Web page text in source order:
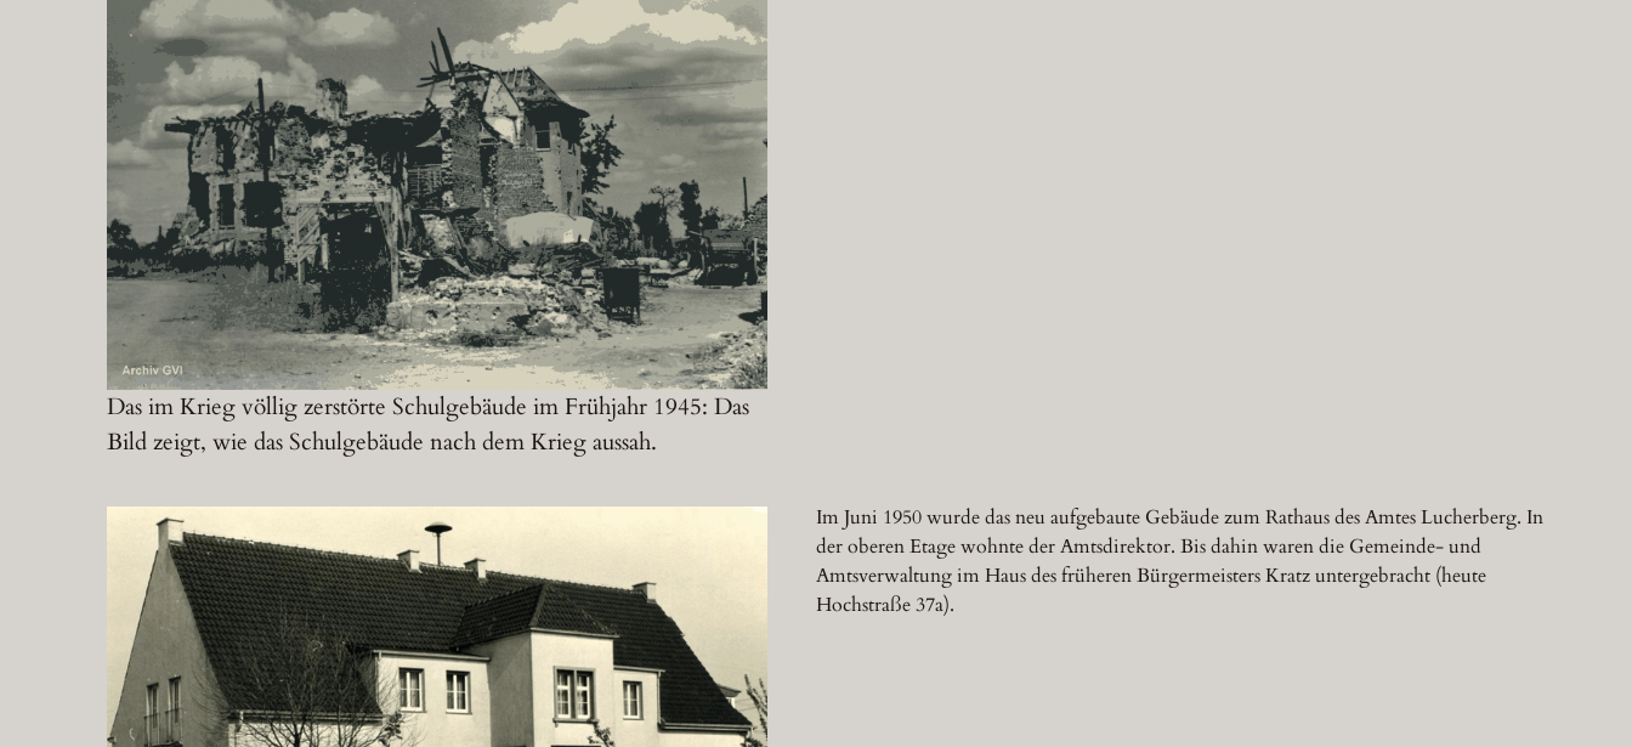
Das im Krieg völlig zerstörte Schulgebäude im Frühjahr 1945: Das
Bild zeigt, wie das Schulgebäude nach dem Krieg aussah.
Im Juni 1950 wurde das neu aufgebaute Gebäude zum Rathaus des Amtes Lucherberg. In
der oberen Etage wohnte der Amtsdirektor. Bis dahin waren die Gemeinde- und
Amtsverwaltung im Haus des früheren Bürgermeisters Kratz untergebracht (heute
Hochstraße 37a).